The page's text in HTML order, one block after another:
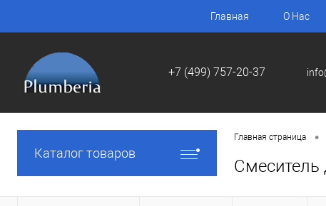
Главная О Нас
+7 (499) 757-20-37
Каталог товаров
Главная страница •
Смеситель